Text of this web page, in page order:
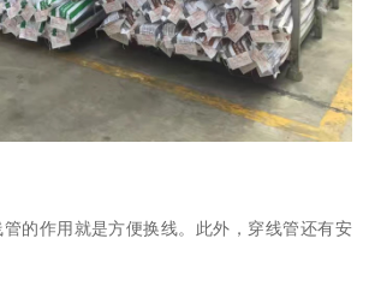
的作用就是方便换线。此外，穿线管还有安